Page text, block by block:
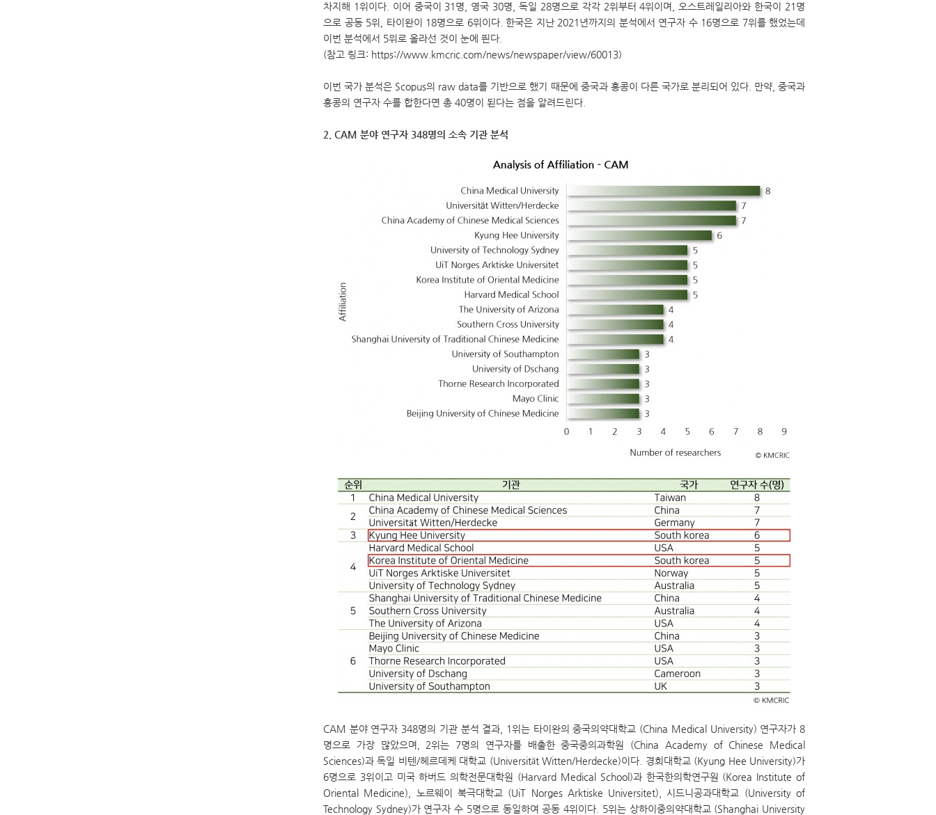
차지해 1위이다. 이어 중국이 31명, 영국 30명, 독일 28명으로 각각 2위부터 4위이며, 오스트레일리아와 한국이 21명
으로 공동 5위, 타이완이 18명으로 6위이다. 한국은 지난 2021년까지의 분석에서 연구자 수 16명으로 7위를 했었는데
이번 분석에서 5위로 올라선 것이 눈에 띈다.
(참고 링크: https://www.kmcric.com/news/newspaper/view/60013)
이번 국가 분석은 Scopus의 raw data를 기반으로 했기 때문에 중국과 홍콩이 다른 국가로 분리되어 있다. 만약, 중국과
홍콩의 연구자 수를 합한다면 총 40명이 된다는 점을 알려드린다.
2. CAM 분야 연구자 348명의 소속 기관 분석
CAM 분야 연구자 348명의 기관 분석 결과, 1위는 타이완의 중국의약대학교 (China Medical University) 연구자가 8
명으로 가장 많았으며, 2위는 7명의 연구자를 배출한 중국중의과학원 (China Academy of Chinese Medical
Sciences)과 독일 비텐/헤르데케 대학교 (Universität Witten/Herdecke)이다. 경희대학교 (Kyung Hee University)가
6명으로 3위이고 미국 하버드 의학전문대학원 (Harvard Medical School)과 한국한의학연구원 (Korea Institute of
Oriental Medicine), 노르웨이 북극대학교 (UiT Norges Arktiske Universitet), 시드니공과대학교 (University of
Technology Sydney)가 연구자 수 5명으로 동일하여 공동 4위이다. 5위는 상하이중의약대학교 (Shanghai University